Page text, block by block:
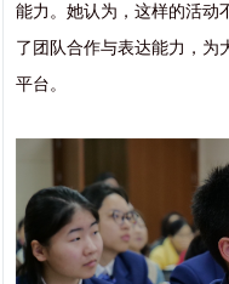
能力。她认为，这样的活动
了团队合作与表达能力，为
平台。